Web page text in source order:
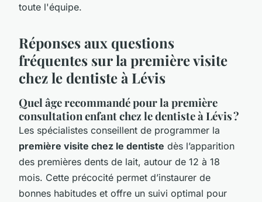
toute l'équipe.
Réponses aux questions
fréquentes sur la première visite
chez le dentiste à Lévis
Quel âge recommandé pour la première
consultation enfant chez le dentiste à Lévis ?
Les spécialistes conseillent de programmer la
première visite chez le dentiste dès l’apparition
des premières dents de lait, autour de 12 à 18
mois. Cette précocité permet d’instaurer de
bonnes habitudes et offre un suivi optimal pour